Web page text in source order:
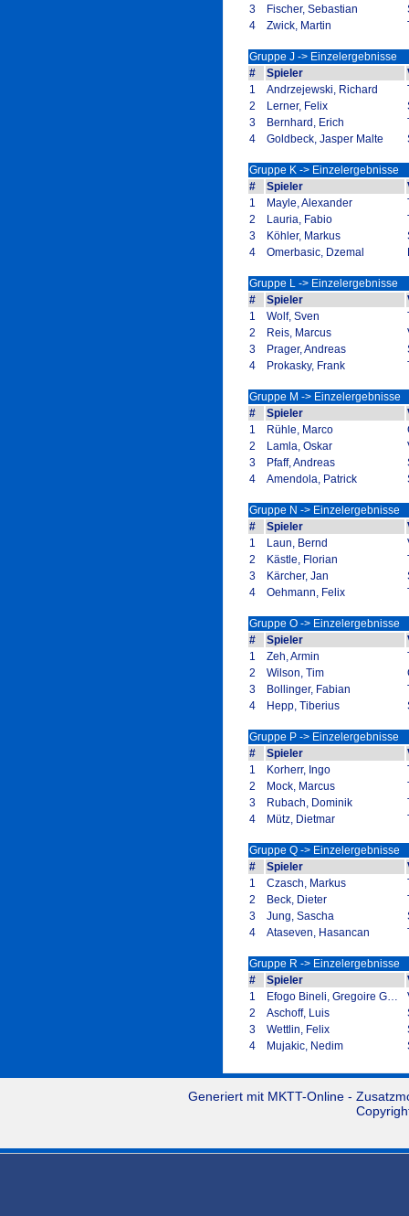
3
Fischer, Sebastian
4
Zwick, Martin
Gruppe J -> Einzelergebnisse
#
Spieler
1
Andrzejewski, Richard
2
Lerner, Felix
3
Bernhard, Erich
4
Goldbeck, Jasper Malte
Gruppe K -> Einzelergebnisse
#
Spieler
1
Mayle, Alexander
2
Lauria, Fabio
3
Köhler, Markus
4
Omerbasic, Dzemal
Gruppe L -> Einzelergebnisse
#
Spieler
1
Wolf, Sven
2
Reis, Marcus
3
Prager, Andreas
4
Prokasky, Frank
Gruppe M -> Einzelergebnisse
#
Spieler
1
Rühle, Marco
2
Lamla, Oskar
3
Pfaff, Andreas
4
Amendola, Patrick
Gruppe N -> Einzelergebnisse
#
Spieler
1
Laun, Bernd
2
Kästle, Florian
3
Kärcher, Jan
4
Oehmann, Felix
Gruppe O -> Einzelergebnisse
#
Spieler
1
Zeh, Armin
2
Wilson, Tim
3
Bollinger, Fabian
4
Hepp, Tiberius
Gruppe P -> Einzelergebnisse
#
Spieler
1
Korherr, Ingo
2
Mock, Marcus
3
Rubach, Dominik
4
Mütz, Dietmar
Gruppe Q -> Einzelergebnisse
#
Spieler
1
Czasch, Markus
2
Beck, Dieter
3
Jung, Sascha
4
Ataseven, Hasancan
Gruppe R -> Einzelergebnisse
#
Spieler
1
Efogo Bineli, Gregoire Gerlin
2
Aschoff, Luis
3
Wettlin, Felix
4
Mujakic, Nedim
Generiert mit MKTT-Online-